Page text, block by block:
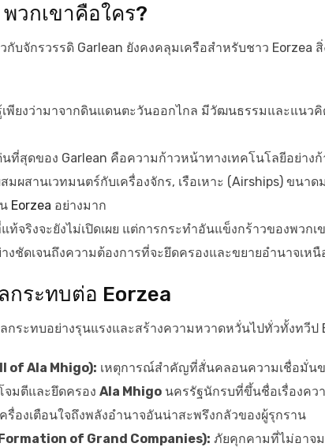
วกเขาคือใคร?
บจักรวรรดิ Garlean ยังคงคลุมเครือสำหรับชาว Eorzea
เพียงว่ามาจากดินแดนตะวันออกไกล มีวัฒนธรรมและแนว
นที่สุดของ Garlean คือความก้าวหน้าทางเทคโนโลยีอย่าง
มผสานเวทมนตร์กับเครื่องจักร, เรือเหาะ (Airships) ขนา
Eorzea อย่างมาก
ท้จริงจะยังไม่เปิดเผย แต่การกระทำอันแข็งกร้าวของพวกเ
ชัดเจนถึงความต้องการที่จะยึดครองและขยายอำนาจเหนื
กระทบต่อ Eorzea
กระทบอย่างรุนแรงและสร้างความหวาดหวั่นไปทั่วทั้งทวีป
of Ala Mhigo): เหตุการณ์สำคัญที่สั่นคลอนความเชื่อมั่น
จมตีและยึดครอง Ala Mhigo นครรัฐนักรบที่ขึ้นชื่อเรื่องคว
รื่องเตือนใจถึงพลังอำนาจอันน่าสะพรึงกลัวของผู้รุกราน
of Grand Companies): ภัยคุกคามที่ไม่อาจ